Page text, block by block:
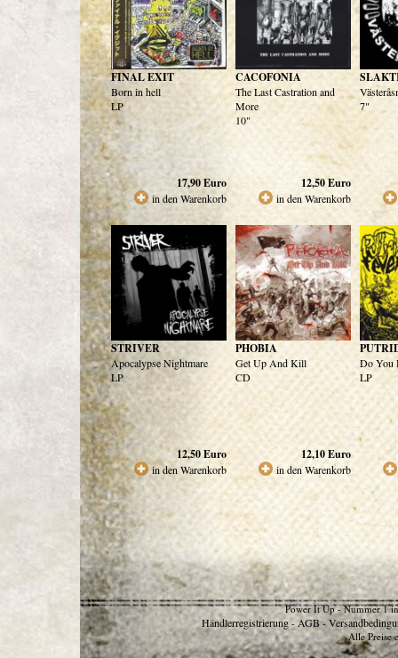
FINAL EXIT
Born in hell
LP
17,90Euro
in den Warenkorb
CACOFONIA
The Last Castration and
More
10"
12,50Euro
in den Warenkorb
7"
STRIVER
Apocalypse Nightmare
LP
12,50Euro
in den Warenkorb
PHOBIA
Get Up And Kill
CD
12,10Euro
in den Warenkorb
Do You
LP
Power It Up - Nummer 1
Händlerregistrierung - AGB -
Alle Preise